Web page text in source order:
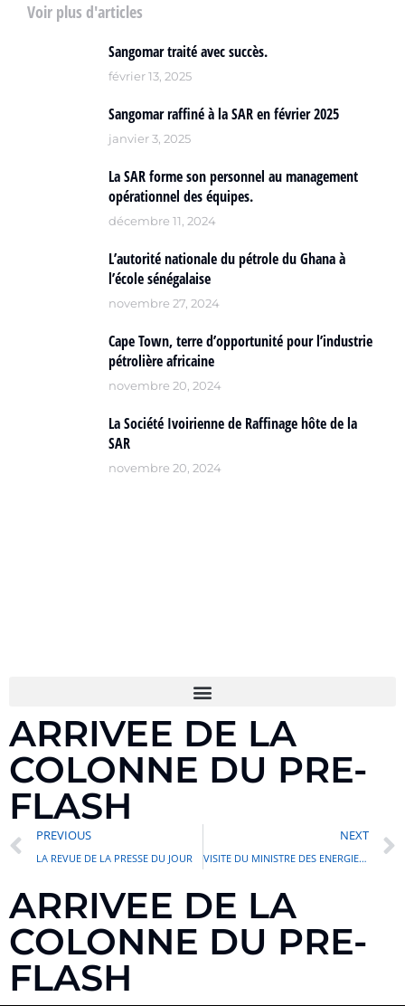
Voir plus d'articles
Sangomar traité avec succès.
février 13, 2025
Sangomar raffiné à la SAR en février 2025
janvier 3, 2025
La SAR forme son personnel au management
opérationnel des équipes.
décembre 11, 2024
L’autorité nationale du pétrole du Ghana à
l’école sénégalaise
novembre 27, 2024
Cape Town, terre d’opportunité pour l’industrie
pétrolière africaine
novembre 20, 2024
La Société Ivoirienne de Raffinage hôte de la
SAR
novembre 20, 2024
ARRIVEE DE LA
COLONNE DU PRE-
FLASH
PREVIOUS
LA REVUE DE LA PRESSE DU JOUR
NEXT
VISITE DU MINISTRE DES ENERGIES ET DU PÉTROLE A LA SAR
ARRIVEE DE LA
COLONNE DU PRE-
FLASH